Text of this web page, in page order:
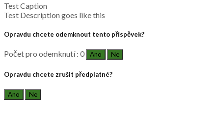
Test Caption
Test Description goes like this
Opravdu chcete odemknout tento příspěvek?
Počet pro odemknutí : 0 Ano Ne
Opravdu chcete zrušit předplatné?
Ano Ne